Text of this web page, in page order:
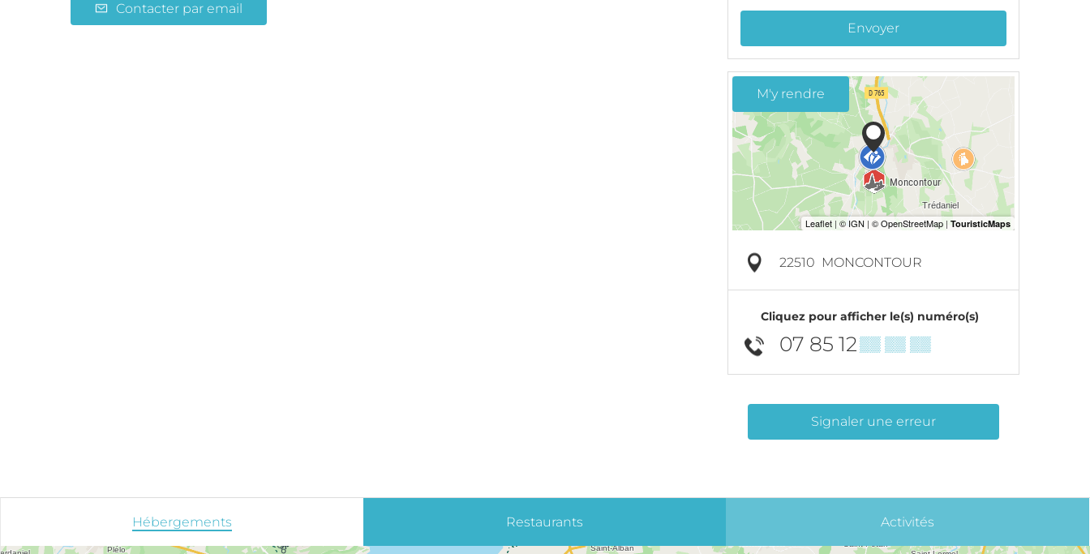
Contacter par email
Envoyer
M'y rendre
22510 MONCONTOUR
Cliquez pour afficher le(s) numéro(s)
07 85 12▒▒ ▒▒ ▒▒
Signaler une erreur
Hébergements Restaurants Activités